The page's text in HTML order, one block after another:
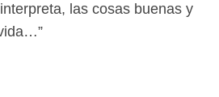
las cosas buenas y